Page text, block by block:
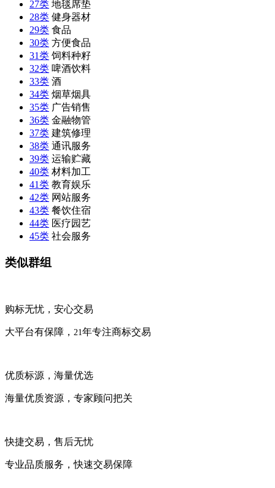
27类 地毯席垫
28类 健身器材
29类 食品
30类 方便食品
31类 饲料种籽
32类 啤酒饮料
33类 酒
34类 烟草烟具
35类 广告销售
36类 金融物管
37类 建筑修理
38类 通讯服务
39类 运输贮藏
40类 材料加工
41类 教育娱乐
42类 网站服务
43类 餐饮住宿
44类 医疗园艺
45类 社会服务
类似群组
购标无忧，安心交易
大平台有保障， 21年专注商标交易
优质标源，海量优选
海量优质资源，专家顾问把关
快捷交易，售后无忧
专业品质服务，快速交易保障